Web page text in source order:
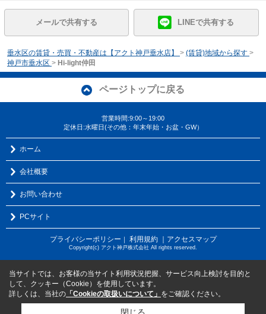
メールで共有する LINEで共有する
垂水区の賃貸・売買・不動産は【アクト神戸垂水店】 > (賃貸)地域から探す >
神戸市垂水区 > Hi-light仲田
ページトップに戻る
営業時間:9:00～19:00
定休日:水曜日(その他：年末年始・お盆・GW）
ホーム
会社概要
お問い合わせ
PCサイト
プライバシーポリシー 利用規約 ｜アクセスマップ
Copyright(c) アクト神戸株式会社 All rights reserved.
当サイトでは、お客様の当サイト利用状況把握、サービス向上検討を目的と
して、クッキー（Cookie）を使用しています。
詳しくは、当社の 「Cookieの取扱いについて」 をご確認ください。